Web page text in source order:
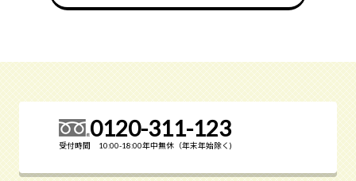
0120-311-123
受付時間 10:00-18:00年中無休（年末年始除く)